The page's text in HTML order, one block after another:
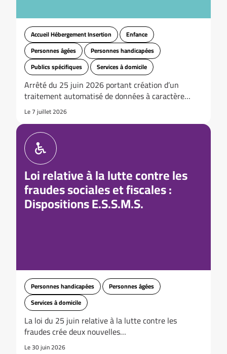
Accueil Hébergement Insertion
Enfance
Personnes âgées
Personnes handicapées
Publics spécifiques
Services à domicile
Arrêté du 25 juin 2026 portant création d’un
traitement automatisé de données à caractère…
Le 7 juillet 2026
Loi relative à la lutte contre les
fraudes sociales et fiscales :
Dispositions E.S.S.M.S.
Personnes handicapées
Personnes âgées
Services à domicile
La loi du 25 juin relative à la lutte contre les
fraudes crée deux nouvelles…
Le 30 juin 2026